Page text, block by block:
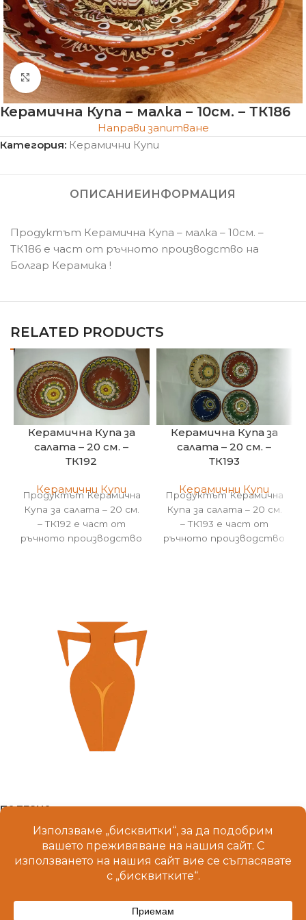
Click to enlarge
Керамична Купа – малка – 10см. – ТК186
Направи запитване
Категория: Керамични Купи
ОПИСАНИЕИНФОРМАЦИЯ
Продуктът Керамична Купа – малка – 10см. –
ТК186 е част от ръчното производство на
Болгар Керамика !
RELATED PRODUCTS
Керамична Купа за
салата – 20 см. –
ТК192
Керамични Купи
Продуктът Керамична
Купа за салата – 20 см.
– ТК192 е част от
ръчното производство
Керамична Купа за
салата – 20 см. –
ТК193
Керамични Купи
Продуктът Керамична
Купа за салата – 20 см.
– ТК193 е част от
ръчното производство
ПОЛЕЗНО
© 2025 Terrakeramika.com. Всички права запазени.
Изработка на уебсайт от SRMarketing